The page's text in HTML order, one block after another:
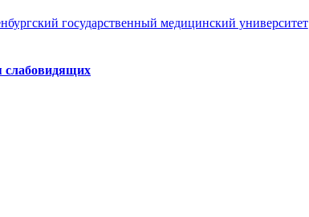
государственный медицинский университет
слабовидящих